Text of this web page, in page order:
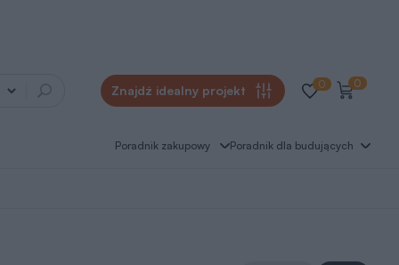
Znajdź idealny projekt 0 0
Poradnik zakupowy Poradnik dla budujących